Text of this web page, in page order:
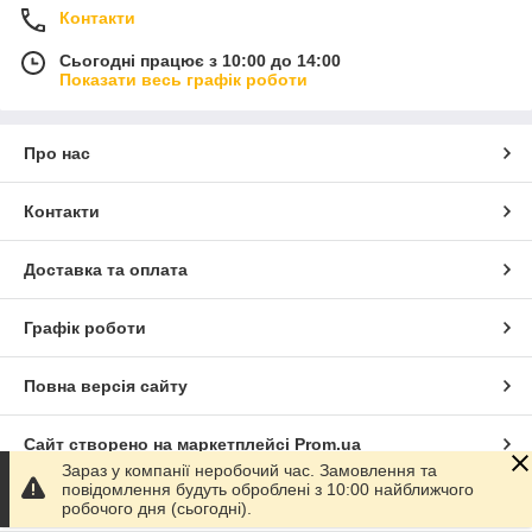
Контакти
Сьогодні працює з 10:00 до 14:00
Показати весь графік роботи
Про нас
Контакти
Доставка та оплата
Графік роботи
Повна версія сайту
Сайт створено на маркетплейсі Prom.ua
Політика конфіденційності
Зараз у компанії неробочий час. Замовлення та
повідомлення будуть оброблені з 10:00 найближчого
робочого дня (сьогодні).